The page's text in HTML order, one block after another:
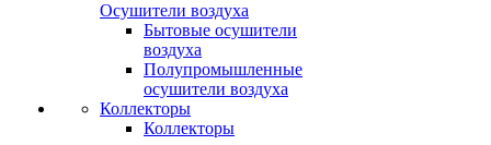
Осушители воздуха
Бытовые осушители
воздуха
Полупромышленные
осушители воздуха
Коллекторы
Коллекторы